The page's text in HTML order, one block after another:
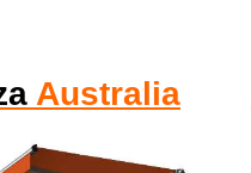
Australia